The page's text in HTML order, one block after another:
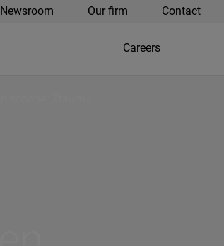
Newsroom Our firm Contact
Careers